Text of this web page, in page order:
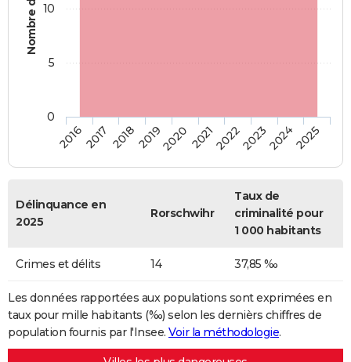
20162017 20182019202020212022202320242025
0
5
10
Délinquance en
2025
Rorschwihr
Taux de
criminalité pour
1 000 habitants
Crimes et délits 14 37,85 ‰
Les données rapportées aux populations sont exprimées en
taux pour mille habitants (‰) selon les dernièrs chiffres de
population fournis par l'Insee. Voir la méthodologie.